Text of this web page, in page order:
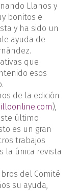
Llanos y
bonitos e
y ha sido un
ayuda de
que
esos
de la edición
),
último
es un gran
trabajos
la única revista
del Comité
su ayuda,